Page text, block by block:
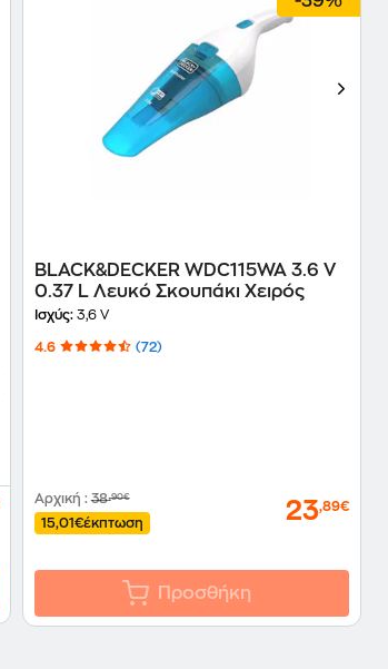
BLACK&DECKER WDC115WA 3.6 V
0.37 L Λευκό Σκουπάκι Χειρός
Ισχύς:3,6 V
4.6 (72)
Αρχική :38,90€
15,01€έκπτωση 23,89€
Προσθήκη